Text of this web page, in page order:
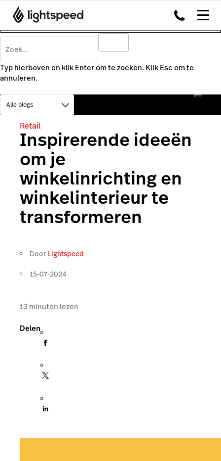
Typ hierboven en klik Enter om te zoeken. Klik Esc om te
annuleren.
Retail
Inspirerende ideeën
om je
winkelinrichting en
winkelinterieur te
transformeren
Door Lightspeed
15-07-2024
13 minuten lezen
Delen